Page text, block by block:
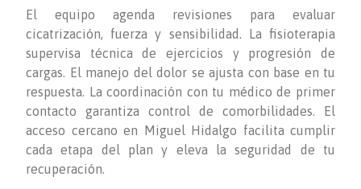
El equipo agenda revisiones para evaluar
cicatrización, fuerza y sensibilidad. La fisioterapia
supervisa técnica de ejercicios y progresión de
cargas. El manejo del dolor se ajusta con base en tu
respuesta. La coordinación con tu médico de primer
contacto garantiza control de comorbilidades. El
acceso cercano en Miguel Hidalgo facilita cumplir
cada etapa del plan y eleva la seguridad de tu
recuperación.